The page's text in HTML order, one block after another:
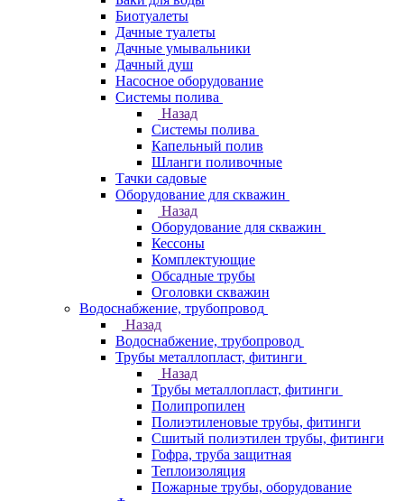
Биотуалеты
Дачные туалеты
Дачные умывальники
Дачный душ
Насосное оборудование
Системы полива
Назад
Системы полива
Капельный полив
Шланги поливочные
Тачки садовые
Оборудование для скважин
Назад
Оборудование для скважин
Кессоны
Комплектующие
Обсадные трубы
Оголовки скважин
Водоснабжение, трубопровод
Назад
Водоснабжение, трубопровод
Трубы металлопласт, фитинги
Назад
Трубы металлопласт, фитинги
Полипропилен
Полиэтиленовые трубы, фитинги
Сшитый полиэтилен трубы, фитинги
Гофра, труба защитная
Теплоизоляция
Пожарные трубы, оборудование